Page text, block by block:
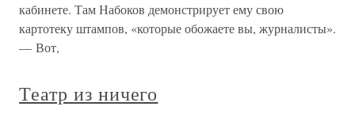
кабинете. Там Набоков демонстрирует ему свою
картотеку штампов, «которые обожаете вы, журналисты».
— Вот,
Театр из ничего